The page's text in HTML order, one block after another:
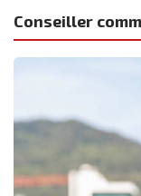
Conseiller